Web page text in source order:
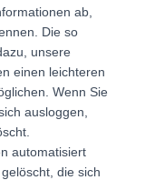
ab,
Die so
unsere
einen leichteren
Wenn Sie
ausloggen,
automatisiert
die sich